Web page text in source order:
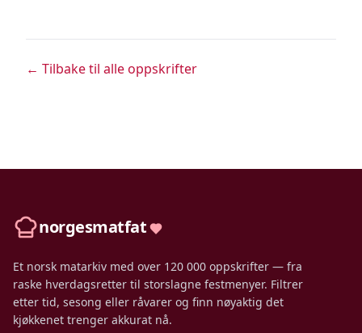
← Tilbake til alle oppskrifter
norgesmatfat
Et norsk matarkiv med over 120 000 oppskrifter — fra
raske hverdagsretter til storslagne festmenyer. Filtrer
etter tid, sesong eller råvarer og finn nøyaktig det
kjøkkenet trenger akkurat nå.